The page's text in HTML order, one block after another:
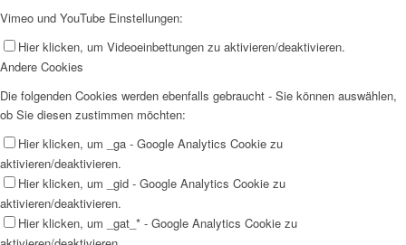
Vimeo und YouTube Einstellungen:
Hier klicken, um Videoeinbettungen zu aktivieren/deaktivieren.
Andere Cookies
Die folgenden Cookies werden ebenfalls gebraucht - Sie können auswählen,
ob Sie diesen zustimmen möchten:
Hier klicken, um _ga - Google Analytics Cookie zu
aktivieren/deaktivieren.
Hier klicken, um _gid - Google Analytics Cookie zu
aktivieren/deaktivieren.
Hier klicken, um _gat_* - Google Analytics Cookie zu